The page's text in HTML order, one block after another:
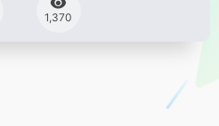
1,370